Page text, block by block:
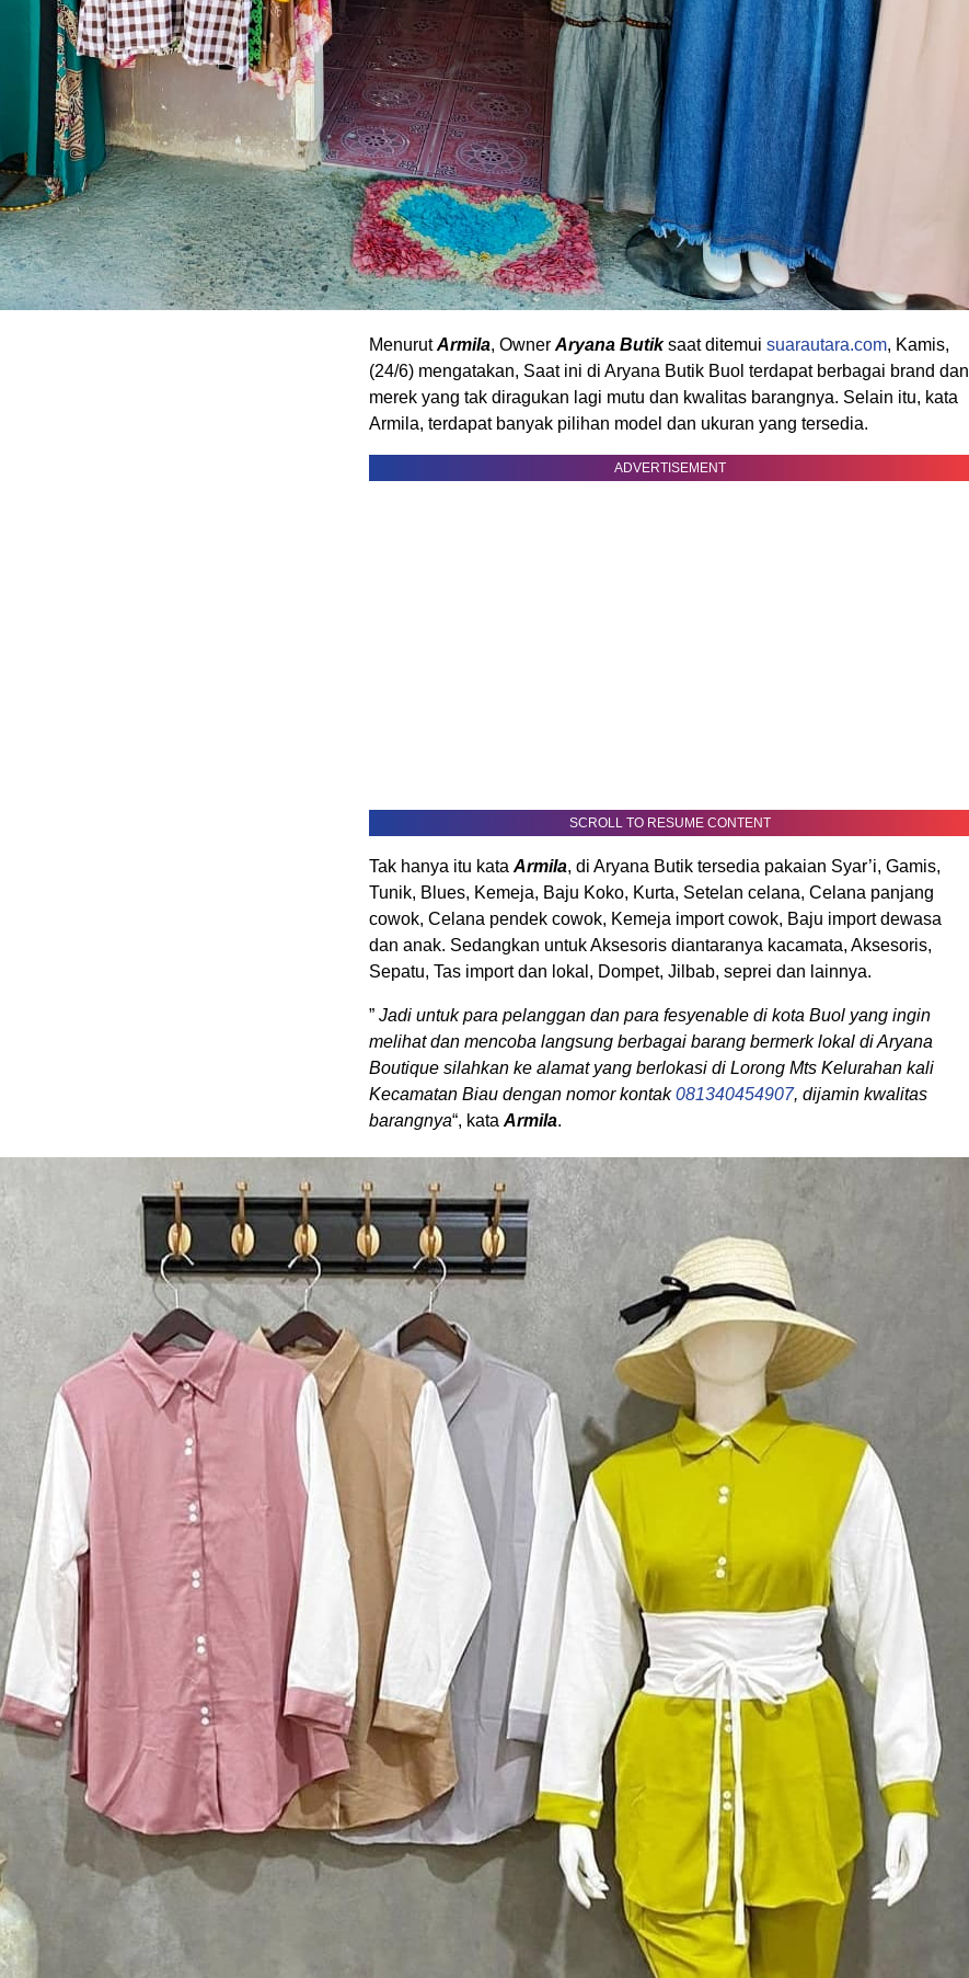
MenurutArmila, Owner Aryana Butiksaat ditemui suarautara.com, Kamis,
(24/6) mengatakan, Saat ini di Aryana Butik Buol terdapat berbagai brand dan
merek yang tak diragukan lagi mutu dan kwalitas barangnya. Selain itu, kata
Armila, terdapat banyak pilihan model dan ukuran yang tersedia.
ADVERTISEMENT
SCROLL TO RESUME CONTENT
Tak hanya itu kata Armila, di Aryana Butik tersedia pakaian Syar’i, Gamis,
Tunik, Blues, Kemeja, Baju Koko, Kurta, Setelan celana, Celana panjang
cowok, Celana pendek cowok, Kemeja import cowok, Baju import dewasa
dan anak. Sedangkan untuk Aksesoris diantaranya kacamata, Aksesoris,
Sepatu, Tas import dan lokal, Dompet, Jilbab, seprei dan lainnya.
” Jadi untuk para pelanggan dan para fesyenable di kota Buol yang ingin
melihat dan mencoba langsung berbagai barang bermerk lokal di Aryana
Boutique silahkan ke alamat yang berlokasi di Lorong Mts Kelurahan kali
Kecamatan Biau dengan nomor kontak081340454907, dijamin kwalitas
barangnya“, kata Armila.